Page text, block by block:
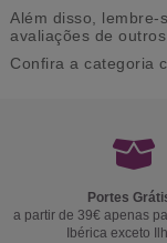
Além disso, lembre-
avaliações de
Confira a categoria
Portes
a partir de 39€ apenas
Ibérica exceto